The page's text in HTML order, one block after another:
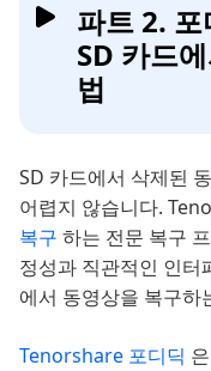
파트 2.
SD 카드
법
SD 카드에서 삭제된
어렵지 않습니다.
복구 하는 전문 복구
정성과 직관적인 인터
에서 동영상을 복구하
Tenorshare 포디딕